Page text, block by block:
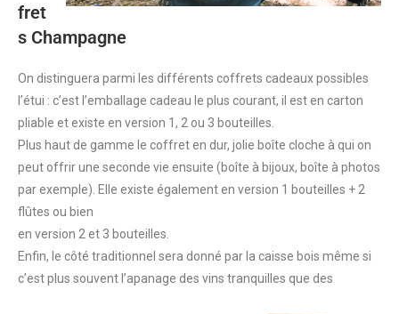
fret
s Champagne
On distinguera parmi les différents coffrets cadeaux possibles
l’étui : c’est l’emballage cadeau le plus courant, il est en carton
pliable et existe en version 1, 2 ou 3 bouteilles.
Plus haut de gamme le coffret en dur, jolie boîte cloche à qui on
peut offrir une seconde vie ensuite (boîte à bijoux, boîte à photos
par exemple). Elle existe également en version 1 bouteilles + 2
flûtes ou bien
en version 2 et 3 bouteilles.
Enfin, le côté traditionnel sera donné par la caisse bois même si
c’est plus souvent l’apanage des vins tranquilles que des